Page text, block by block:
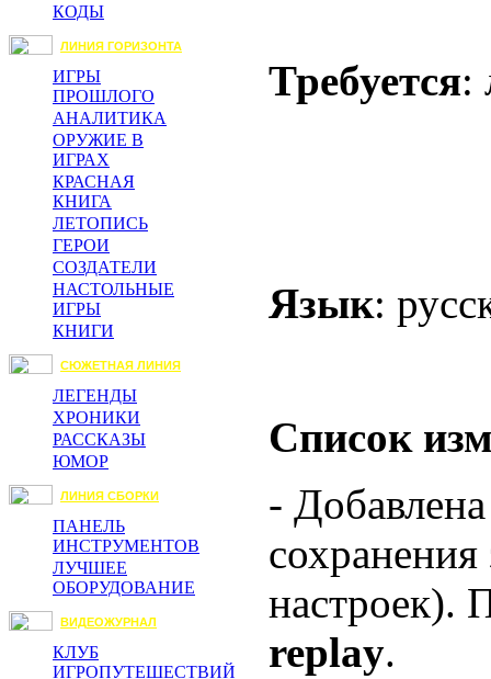
КОДЫ
ЛИНИЯ ГОРИЗОНТА
ИГРЫ
ПРОШЛОГО
АНАЛИТИКА
ОРУЖИЕ В
ИГРАХ
КРАСНАЯ
КНИГА
ЛЕТОПИСЬ
ГЕРОИ
СОЗДАТЕЛИ
НАСТОЛЬНЫЕ
ИГРЫ
КНИГИ
СЮЖЕТНАЯ ЛИНИЯ
ЛЕГЕНДЫ
ХРОНИКИ
РАССКАЗЫ
ЮМОР
ЛИНИЯ СБОРКИ
ПАНЕЛЬ
ИНСТРУМЕНТОВ
ЛУЧШЕЕ
ОБОРУДОВАНИЕ
ВИДЕОЖУРНАЛ
КЛУБ
ИГРОПУТЕШЕСТВИЙ
Требуется:
Язык:
Список
-
настроек).
replay.